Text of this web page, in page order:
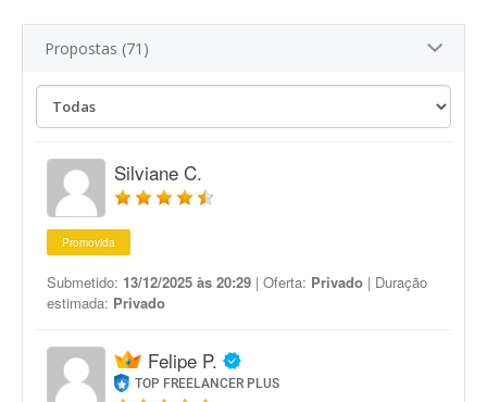
Propostas (71)
Silviane C.
Promovida
Submetido: 13/12/2025 às 20:29 | Oferta: Privado | Duração
estimada: Privado
Felipe P.
TOP FREELANCER PLUS